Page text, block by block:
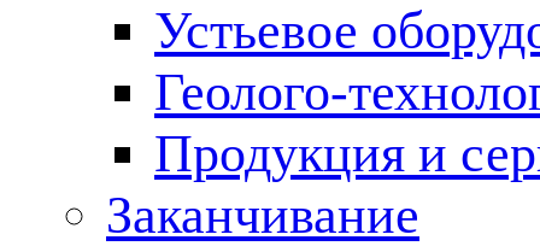
Устьевое
Геолого-
Продукция и
Заканчивание